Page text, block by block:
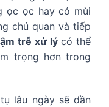
ọc ọc hay có mùi
chủ quan và tiếp
trễ xử lýcó thể
trọng hơn trong
lâu ngày sẽ dần